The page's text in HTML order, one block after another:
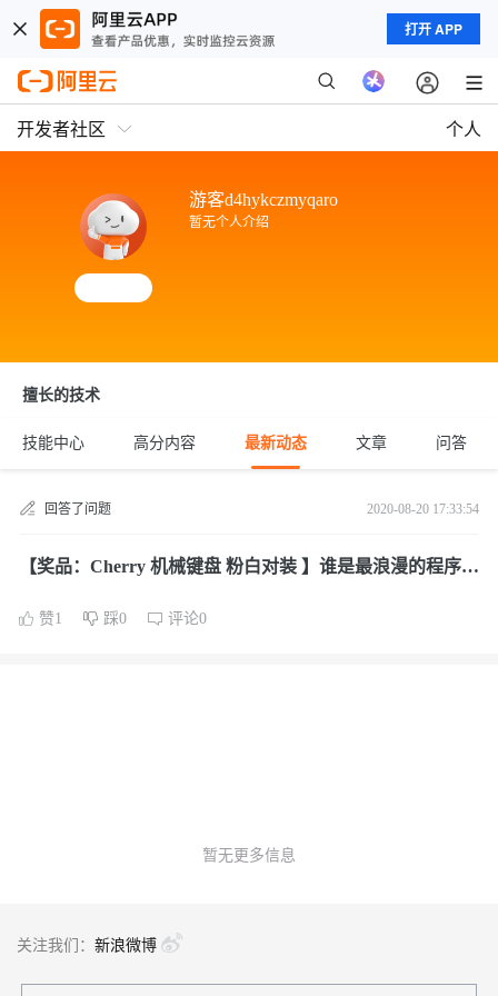
打开 APP
开发者社区 个人
游客d4hykczmyqaro
暂无个人介绍
擅长的技术
技能中心 高分内容 最新动态 文章 问答
回答了问题 2020-08-20 17:33:54
【奖品：Cherry 机械键盘 粉白对装 】谁是最浪漫的程序
赞1 踩0 评论0
暂无更多信息
关注我们： 新浪微博